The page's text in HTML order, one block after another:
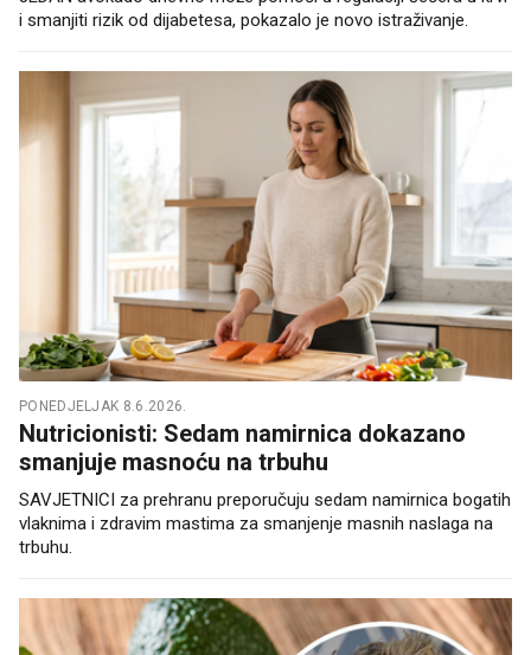
i smanjiti rizik od dijabetesa, pokazalo je novo istraživanje.
PONEDJELJAK 8.6.2026.
Nutricionisti: Sedam namirnica dokazano
smanjuje masnoću na trbuhu
SAVJETNICI za prehranu preporučuju sedam namirnica bogatih
vlaknima i zdravim mastima za smanjenje masnih naslaga na
trbuhu.